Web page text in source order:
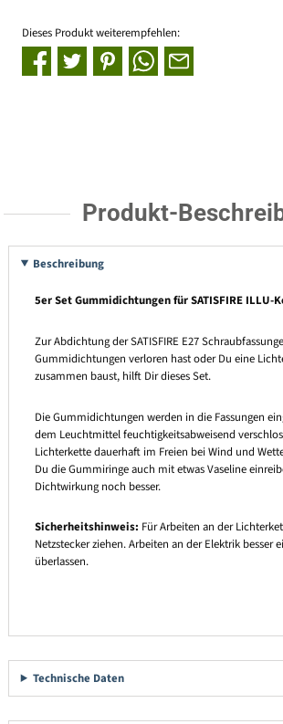
Dieses Produkt weiterempfehlen:
Produkt-
Beschreibung
5er Set Gummidichtungen für SATISFIRE ILLU-
Zur Abdichtung der SATISFIRE E27
Gummidichtungen verloren hast oder Du eine
zusammen baust, hilft Dir dieses Set.
Die Gummidichtungen werden in die Fassungen
dem Leuchtmittel feuchtigkeitsabweisend
Lichterkette dauerhaft im Freien bei Wind und
Du die Gummiringe auch mit etwas Vaseline
Dichtwirkung noch besser.
Sicherheitshinweis: Für Arbeiten an der
Netzstecker ziehen. Arbeiten an der Elektrik besser
überlassen.
Technische Daten